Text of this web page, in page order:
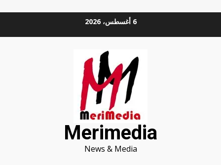
6 أغسطس، 2026
Merimedia
News & Media